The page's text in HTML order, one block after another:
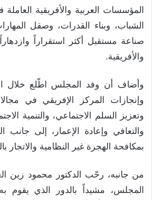
المؤسسات العربية والأفريقية
الشباب، وبناء القدرات، وصقل
صناعة مستقبل أكثر استقراراً
والأفريقية.
وأضاف أن وفد المجلس اطّلع خلال
وإنجازات المركز الإفريقي في
وتعزيز السلم الاجتماعي، والتنمية
والتعافي وإعادة الإعمار، إلى جانب
بمكافحة الهجرة غير النظامية والاتجار
من جانبه، رحّب الدكتور محمود زين
المجلس، مشيداً بالدور الذي